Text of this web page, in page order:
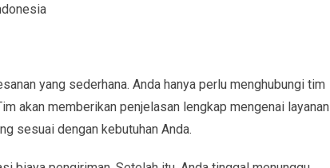
yang sederhana. Anda hanya perlu menghubungi tim
akan memberikan penjelasan lengkap mengenai layanan
sesuai dengan kebutuhan Anda.